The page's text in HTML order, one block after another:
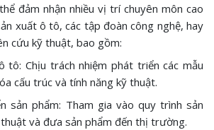
đảm nhận nhiều vị trí chuyên môn cao
xuất ô tô, các tập đoàn công nghệ, hay
cứu kỹ thuật, bao gồm:
tô: Chịu trách nhiệm phát triển các mẫu
cấu trúc và tính năng kỹ thuật.
sản phẩm: Tham gia vào quy trình sản
và đưa sản phẩm đến thị trường.